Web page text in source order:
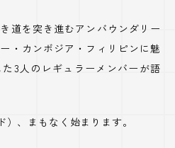
道を突き進むアンバウンダリー
・カンボジア・フィリピンに魅
3人のレギュラーメンバーが語
）、まもなく始まります。